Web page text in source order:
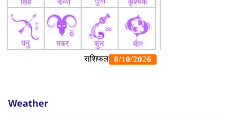
Weather